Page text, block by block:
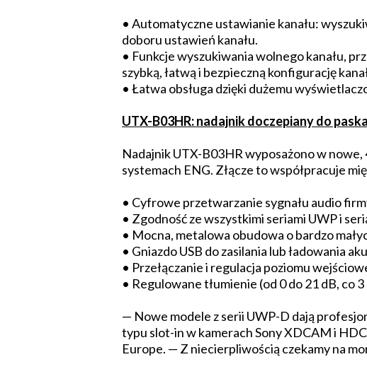
• Automatyczne ustawianie kanału:
doboru ustawień kanału.
• Funkcje wyszukiwania wolnego kanału,
szybką, łatwą i bezpieczną konfigurację
• Łatwa obsługa dzięki dużemu
UTX-B03HR: nadajnik doczepiany do
Nadajnik UTX-B03HR wyposażono w
systemach ENG. Złącze to współpracuje
• Cyfrowe przetwarzanie sygnału audio
• Zgodność ze wszystkimi seriami UWP i
• Mocna, metalowa obudowa o bardzo
• Gniazdo USB do zasilania lub ładowania
• Przełączanie i regulacja poziomu
• Regulowane tłumienie (od 0 do 21 dB, co 3
— Nowe modele z serii UWP-D dają
typu slot-in w kamerach Sony XDCAM i
Europe. — Z niecierpliwością czekamy na